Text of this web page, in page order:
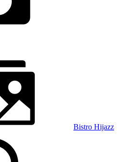
Bistro Hijazz